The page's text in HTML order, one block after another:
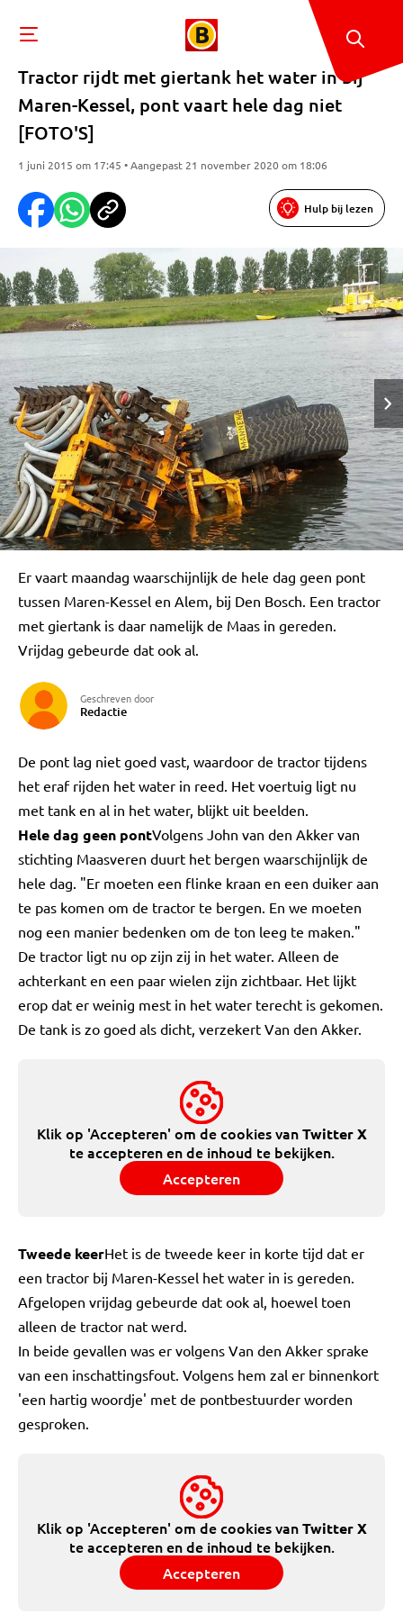
Tractor rijdt met giertank het water in bij
Maren-Kessel, pont vaart hele dag niet
[FOTO'S]
1 juni 2015 om 17:45 • Aangepast 21 november 2020 om 18:06
Hulp bij lezen
Er vaart maandag waarschijnlijk de hele dag geen pont
tussen Maren-Kessel en Alem, bij Den Bosch. Een tractor
met giertank is daar namelijk de Maas in gereden.
Vrijdag gebeurde dat ook al.
Geschreven door
Redactie
De pont lag niet goed vast, waardoor de tractor tijdens
het eraf rijden het water in reed. Het voertuig ligt nu
met tank en al in het water, blijkt uit beelden.
Hele dag geen pontVolgens John van den Akker van
stichting Maasveren duurt het bergen waarschijnlijk de
hele dag. "Er moeten een flinke kraan en een duiker aan
te pas komen om de tractor te bergen. En we moeten
nog een manier bedenken om de ton leeg te maken."
De tractor ligt nu op zijn zij in het water. Alleen de
achterkant en een paar wielen zijn zichtbaar. Het lijkt
erop dat er weinig mest in het water terecht is gekomen.
De tank is zo goed als dicht, verzekert Van den Akker.
Klik op 'Accepteren' om de cookies vanTwitter X
te accepteren en de inhoud te bekijken.
Accepteren
Tweede keerHet is de tweede keer in korte tijd dat er
een tractor bij Maren-Kessel het water in is gereden.
Afgelopen vrijdag gebeurde dat ook al, hoewel toen
alleen de tractor nat werd.
In beide gevallen was er volgens Van den Akker sprake
van een inschattingsfout. Volgens hem zal er binnenkort
'een hartig woordje' met de pontbestuurder worden
gesproken.
Klik op 'Accepteren' om de cookies vanTwitter X
te accepteren en de inhoud te bekijken.
Accepteren